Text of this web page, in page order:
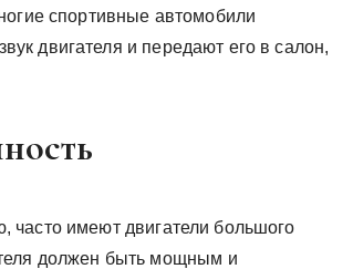
спортивные автомобили
двигателя и передают его в салон,
имеют двигатели большого
должен быть мощным и